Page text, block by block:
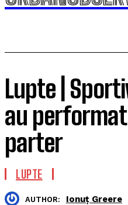
Lupte |
au
parter
LUPTE
AUTHOR: Ionuț Greere